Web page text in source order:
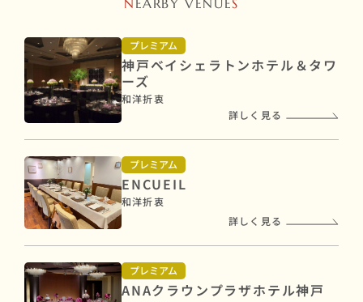
プレミアム
神戸ベイシェラトンホテル＆タワ
ーズ
和洋折衷
詳しく見る
プレミアム
ENCUEIL
和洋折衷
詳しく見る
プレミアム
ANAクラウンプラザホテル神戸